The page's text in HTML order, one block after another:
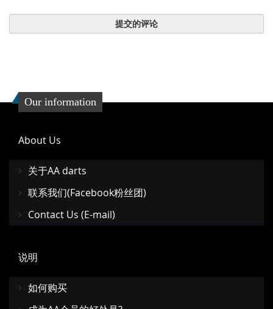
提交的评论
Our information
About Us
关于AA darts
联系我们(Facebook粉丝团)
Contact Us (E-mail)
说明
如何购买